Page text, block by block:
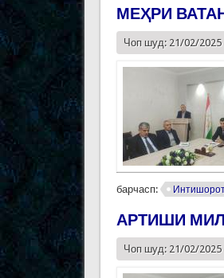
МЕҲРИ
Чоп шуд: 21/02/2025
барчасп:
АРТИШИ
Чоп шуд: 21/02/2025